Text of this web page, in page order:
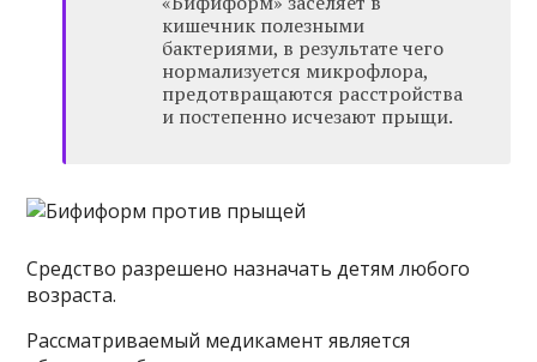
кишечник полезными
бактериями, в результате чего
нормализуется микрофлора,
предотвращаются расстройства
и постепенно исчезают прыщи.
Средство разрешено назначать детям любого
возраста.
Рассматриваемый медикамент является